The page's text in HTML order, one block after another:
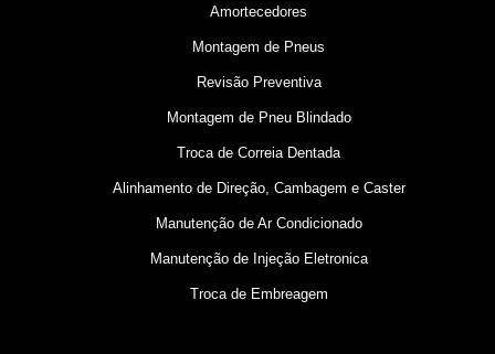
Amortecedores
Montagem de Pneus
Revisão Preventiva
Montagem de Pneu Blindado
Troca de Correia Dentada
Alinhamento de Direção, Cambagem e Caster
Manutenção de Ar Condicionado
Manutenção de Injeção Eletronica
Troca de Embreagem